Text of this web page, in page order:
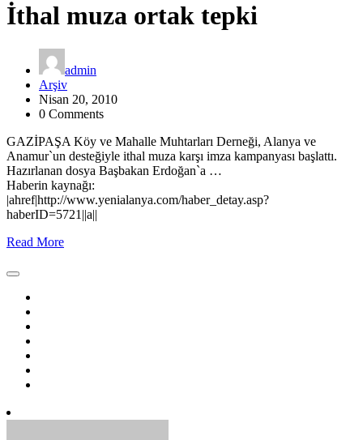
İthal muza ortak tepki
admin
Arşiv
Nisan 20, 2010
0 Comments
GAZİPAŞA Köy ve Mahalle Muhtarları Derneği, Alanya ve
Anamur`un desteğiyle ithal muza karşı imza kampanyası başlattı.
Hazırlanan dosya Başbakan Erdoğan`a …
Haberin kaynağı:
|ahref|http://www.yenialanya.com/haber_detay.asp?
haberID=5721||a||
Read More